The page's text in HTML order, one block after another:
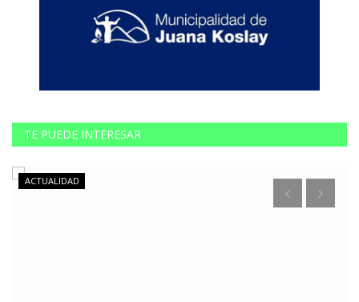
TE PUEDE INTERESAR
ACTUALIDAD